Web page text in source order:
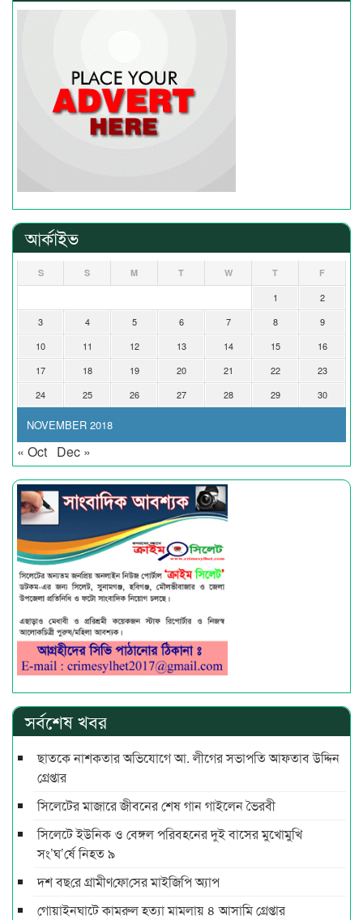
আর্কাইভ
NOVEMBER 2018
S S M T W T F
1
2
3
4 5 6 7 8
9
10
11 12 13 14 15
16
17
18 19 20 21 22
23
24
25 26 27 28 29 30
« Oct Dec »
সর্বশেষ খবর
ছাতকে নাশকতার অভিযোগে আ. লীগের সভাপ‌তি আফতাব উদ্দিন
গ্রেপ্তার
সিলেটের মাজারে জীবনের শেষ গান গাইলেন ভৈরবী
সিলেটে ইউনিক ও বেঙ্গল পরিবহনের দুই বাসের মুখোমুখি
সং’ঘ’র্ষে নিহত ৯
দশ বছ‌রে গ্রামীণ‌ফো‌সের মাইজিপি অ্যাপ
গোয়াইনঘাটে কামরুল হত্যা মামলায় ৪ আসামি গ্রেপ্তার